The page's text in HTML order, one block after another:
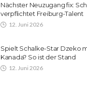
Nächster Neuzugang fix:
verpflichtet Freiburg-Talent
12. Juni 2026
Spielt Schalke-Star Dzeko
Kanada? So ist der Stand
12. Juni 2026